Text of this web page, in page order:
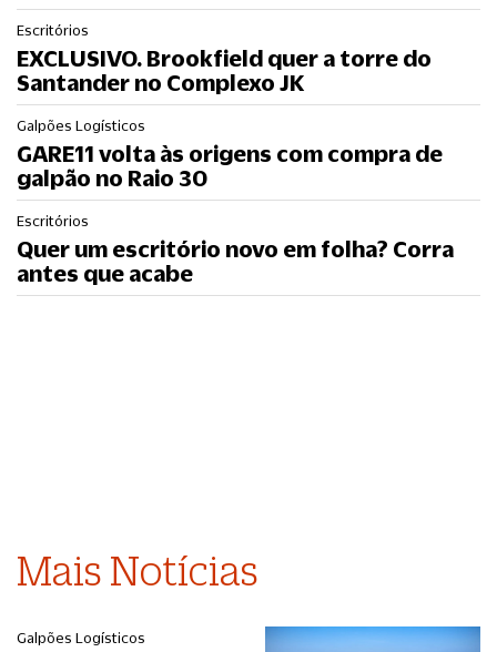
Escritórios
EXCLUSIVO. Brookfield quer a torre do
Santander no Complexo JK
Galpões Logísticos
GARE11 volta às origens com compra de
galpão no Raio 30
Escritórios
Quer um escritório novo em folha? Corra
antes que acabe
Mais Notícias
Galpões Logísticos